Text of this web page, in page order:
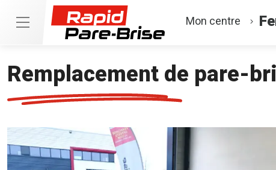
Mon centre
Remplacement de pare-